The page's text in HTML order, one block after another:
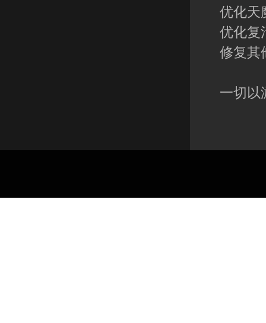
优化天
优化复
修复其
一切以